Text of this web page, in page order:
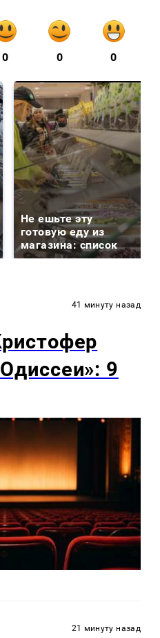
0 0 0
Не ешьте эту
готовую еду из
магазина: список
41 минуту назад
9
21 минуту назад